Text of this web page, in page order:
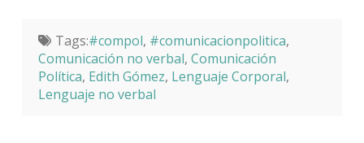
Tags:#compol, #comunicacionpolitica,
Comunicación no verbal, Comunicación
Política, Edith Gómez, Lenguaje Corporal,
Lenguaje no verbal